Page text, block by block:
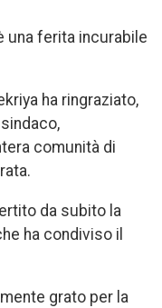
una ferita incurabile
ha ringraziato,
comunità di
da subito la
ha condiviso il
grato per la